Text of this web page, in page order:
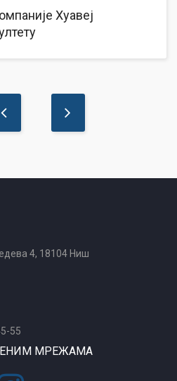
Хуавеј
4, 18104 Ниш
55
МРЕЖАМА